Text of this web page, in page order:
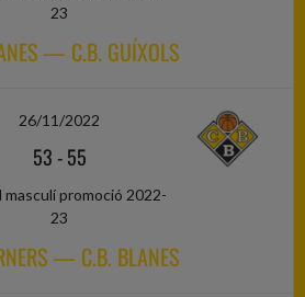
23
— C.B. GUÍXOLS
26/11/2022
53-55
promoció 2022-
23
— C.B. BLANES